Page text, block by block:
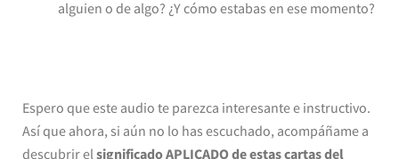
alguien o de algo? ¿Y cómo estabas en ese momento?
Espero que este audio te parezca interesante e instructivo.
Así que ahora, si aún no lo has escuchado, acompáñame a
descubrir elsignificado APLICADO de estas cartas del